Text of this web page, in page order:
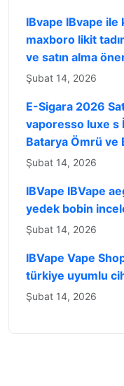
IBvape IBvape ile
maxboro likit
ve satın alma
Şubat 14, 2026
E-Sigara 2026
vaporesso luxe s
Batarya Ömrü ve
Şubat 14, 2026
IBVape IBVape
yedek bobin
Şubat 14, 2026
IBVape Vape
türkiye uyumlu
Şubat 14, 2026